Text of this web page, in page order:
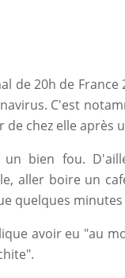
de 20h de
C'est
de chez elle après
un bien fou.
aller boire un
quelques
avoir eu "au